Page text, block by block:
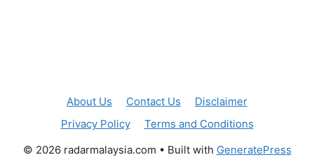
About Us Contact Us
Disclaimer
Privacy Policy
Terms and Conditions
© 2026 radarmalaysia.com • Built with GeneratePress